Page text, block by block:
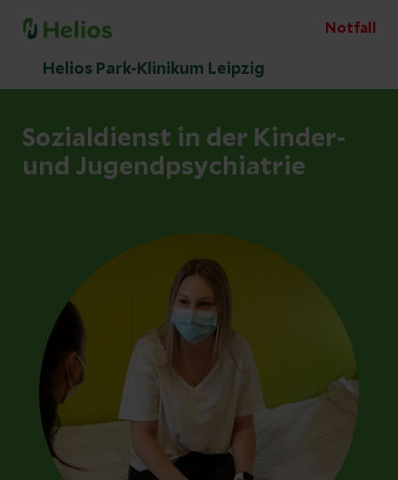
Notfall
Helios Park-Klinikum Leipzig
Sozialdienst in der Kinder-
und Jugendpsychiatrie